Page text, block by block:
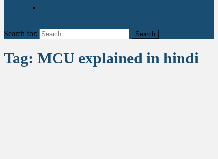
Search for:
Tag: MCU explained in hindi